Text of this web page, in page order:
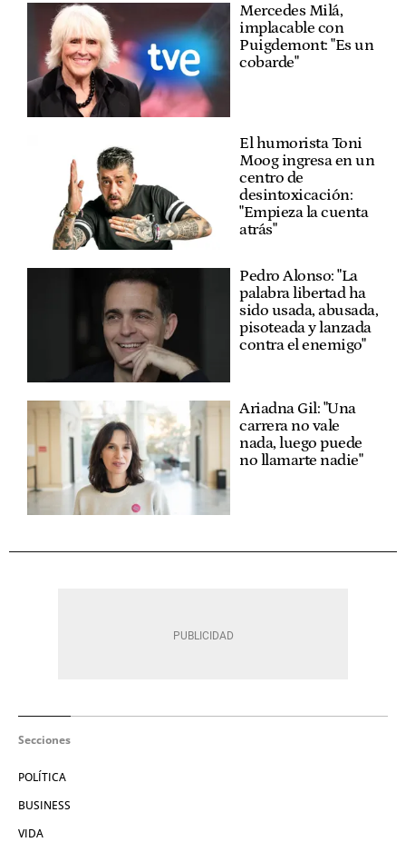
Mercedes Milá,
implacable con
Puigdemont: "Es un
cobarde"
El humorista Toni
Moog ingresa en un
centro de
desintoxicación:
"Empieza la cuenta
atrás"
Pedro Alonso: "La
palabra libertad ha
sido usada, abusada,
pisoteada y lanzada
contra el enemigo"
Ariadna Gil: "Una
carrera no vale
nada, luego puede
no llamarte nadie"
Secciones
POLÍTICA
BUSINESS
VIDA